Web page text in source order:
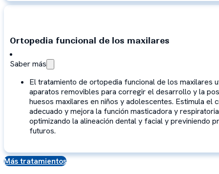
Ortopedia funcional de los maxilares
Saber más
El tratamiento de ortopedia funcional de los maxilares
aparatos removibles para corregir el desarrollo y la
huesos maxilares en niños y adolescentes. Estimula el
adecuado y mejora la función masticadora y
optimizando la alineación dental y facial y previniendo
futuros.
Más tratamientos